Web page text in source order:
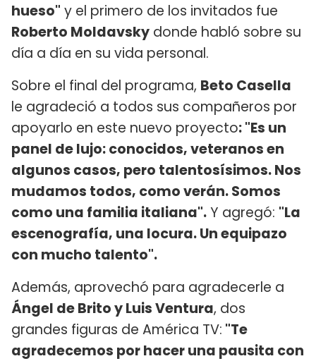
hueso" y el primero de los invitados fue
Roberto Moldavsky donde habló sobre su
día a día en su vida personal.
Sobre el final del programa, Beto Casella
le agradeció a todos sus compañeros por
apoyarlo en este nuevo proyecto: "Es un
panel de lujo: conocidos, veteranos en
algunos casos, pero talentosísimos. Nos
mudamos todos, como verán. Somos
como una familia italiana".Y agregó: "La
escenografía, una locura. Un equipazo
con mucho talento".
Además, aprovechó para agradecerle a
Ángel de Brito y Luis Ventura, dos
grandes figuras de América TV: "Te
agradecemos por hacer una pausita con